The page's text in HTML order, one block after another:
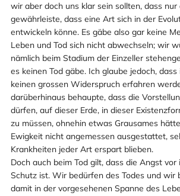
wir aber doch uns klar sein sollten, dass nur
gewährleiste, dass eine Art sich in der
entwickeln könne. Es gäbe also gar keine
Leben und Tod sich nicht abwechseln; wir
nämlich beim Stadium der Einzeller
es keinen Tod gäbe. Ich glaube jedoch,
keinen grossen Widerspruch erfahren
darüberhinaus behaupte, dass die
dürfen, auf dieser Erde, in dieser
zu müssen, ohnehin etwas Grausames
Ewigkeit nicht angemessen ausgestattet,
Krankheiten jeder Art erspart blieben.
Doch auch beim Tod gilt, dass die Angst
Schutz ist. Wir bedürfen des Todes und wir
damit in der vorgesehenen Spanne des